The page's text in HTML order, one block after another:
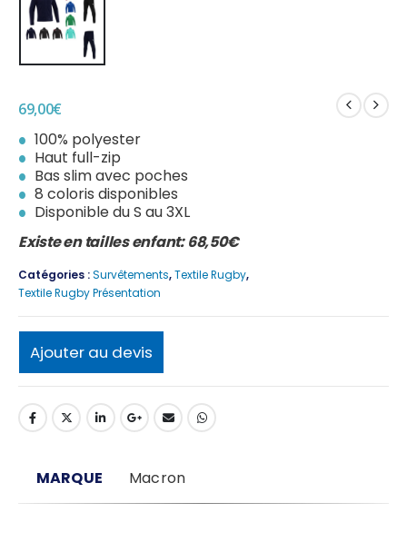
69,00€
100% polyester
Haut full-zip
Bas slim avec poches
8 coloris disponibles
Disponible du S au 3XL
Existe en tailles enfant: 68,50€
Catégories :Survêtements,Textile Rugby,
Textile Rugby Présentation
Ajouter au devis
MARQUE Macron